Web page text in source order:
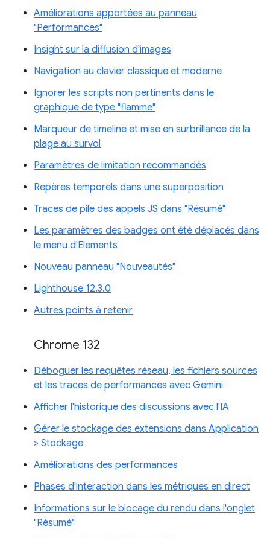
Améliorations apportées au panneau
"Performances"
Insight sur la diffusion d'images
Navigation au clavier classique et moderne
Ignorer les scripts non pertinents dans le
graphique de type "flamme"
Marqueur de timeline et mise en surbrillance de la
plage au survol
Paramètres de limitation recommandés
Repères temporels dans une superposition
Traces de pile des appels JS dans "Résumé"
Les paramètres des badges ont été déplacés dans
le menu d'Elements
Nouveau panneau "Nouveautés"
Lighthouse 12.3.0
Autres points à retenir
Chrome 132
Déboguer les requêtes réseau, les fichiers sources
et les traces de performances avec Gemini
Afficher l'historique des discussions avec l'IA
Gérer le stockage des extensions dans Application
> Stockage
Améliorations des performances
Phases d'interaction dans les métriques en direct
Informations sur le blocage du rendu dans l'onglet
"Résumé"